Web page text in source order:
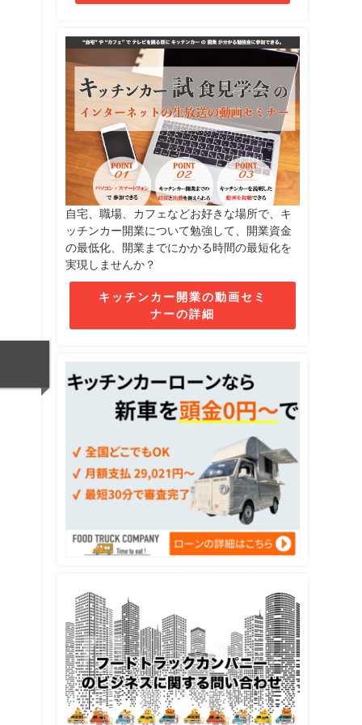
自宅、職場、カフェなどお好きな場所で、キ
ッチンカー開業について勉強して、開業資金
の最低化、開業までにかかる時間の最短化を
実現しませんか？
キッチンカー開業の動画セミ
ナーの詳細